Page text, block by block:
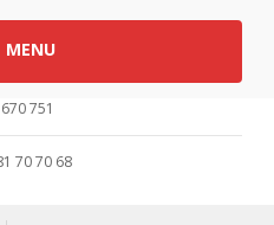
MENU
751
70 70 68